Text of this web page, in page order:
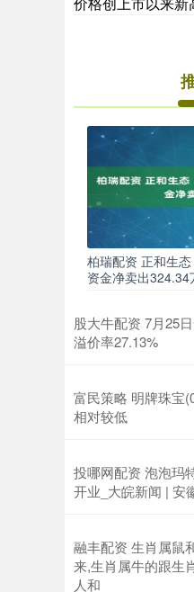
柏瑞配资 正和生
资金净卖出324.34
股大牛配资 7月25
溢价率27.13%
富民策略 明牌珠宝
相对较低
投哪网配资 泡泡玛
开业_大皖新闻 | 安
融丰配资 生肖属鼠
来,生肖属牛的跟生
人和